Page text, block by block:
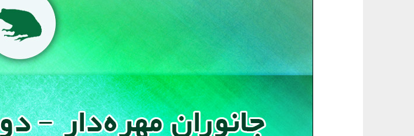
زندگینامه‌ی بزرگان
گفتاورد